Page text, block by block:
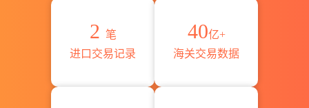
2 笔
进口交易记录
40亿+
海关交易数据